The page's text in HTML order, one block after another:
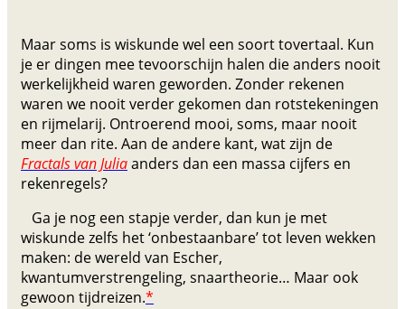
Maar soms is wiskunde wel een soort tovertaal. Kun
je er dingen mee tevoorschijn halen die anders nooit
werkelijkheid waren geworden. Zonder rekenen
waren we nooit verder gekomen dan rotstekeningen
en rijmelarij. Ontroerend mooi, soms, maar nooit
meer dan rite. Aan de andere kant, wat zijn de
Fractals van Juliaanders dan een massa cijfers en
rekenregels?
Ga je nog een stapje verder, dan kun je met
wiskunde zelfs het ‘onbestaanbare’ tot leven wekken
maken: de wereld van Escher,
kwantumverstrengeling, snaartheorie… Maar ook
gewoon tijdreizen.*